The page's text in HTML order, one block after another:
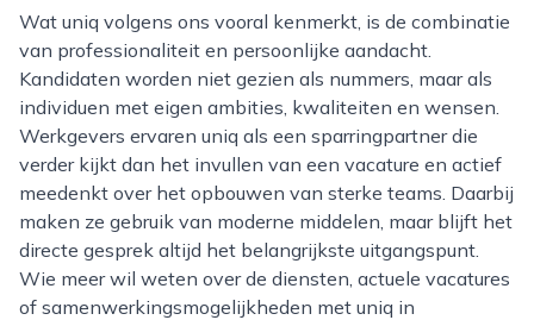
Wat uniq volgens ons vooral kenmerkt, is de combinatie
van professionaliteit en persoonlijke aandacht.
Kandidaten worden niet gezien als nummers, maar als
individuen met eigen ambities, kwaliteiten en wensen.
Werkgevers ervaren uniq als een sparringpartner die
verder kijkt dan het invullen van een vacature en actief
meedenkt over het opbouwen van sterke teams. Daarbij
maken ze gebruik van moderne middelen, maar blijft het
directe gesprek altijd het belangrijkste uitgangspunt.
Wie meer wil weten over de diensten, actuele vacatures
of samenwerkingsmogelijkheden met uniq in